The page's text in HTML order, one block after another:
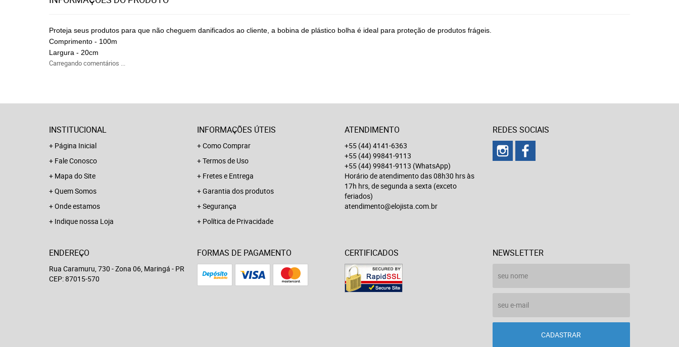
Proteja seus produtos para que não cheguem danificados ao cliente, a bobina de plástico bolha é ideal para proteção de produtos frágeis.
Comprimento - 100m
Largura - 20cm
Carregando comentários ...
INSTITUCIONAL
Página Inicial
Fale Conosco
Mapa do Site
Quem Somos
Onde estamos
Indique nossa Loja
INFORMAÇÕES ÚTEIS
Como Comprar
Termos de Uso
Fretes e Entrega
Garantia dos produtos
Segurança
Política de Privacidade
ATENDIMENTO
+55 (44) 4141-6363
+55 (44) 99841-9113
+55 (44) 99841-9113 (WhatsApp)
Horário de atendimento das 08h30 hrs às
17h hrs, de segunda a sexta (exceto
feriados)
atendimento@elojista.com.br
REDES SOCIAIS
ENDEREÇO
Rua Caramuru, 730 -Zona 06, Maringá - PR
CEP: 87015-570
FORMAS DE PAGAMENTO CERTIFICADOS NEWSLETTER
CADASTRAR